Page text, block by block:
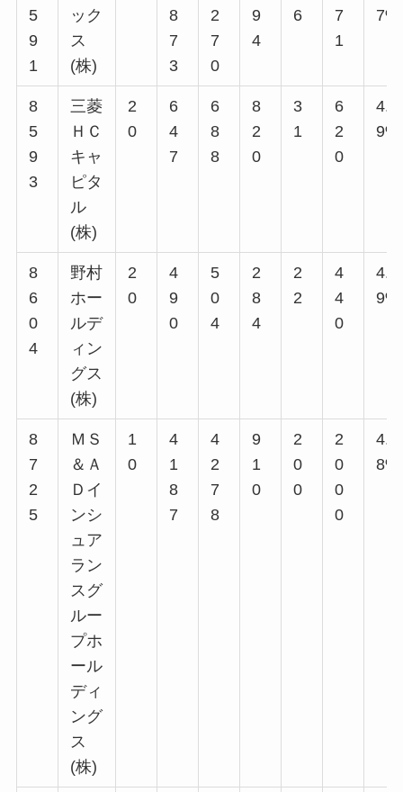
5
9
1
ック
ス
(株)
8
7
3
2
7
0
9
4
6
7
1
7%
8
5
9
3
三菱
ＨＣ
キャ
ピタ
ル
(株)
2
0
6
4
7
6
8
8
8
2
0
3
1
6
2
0
4.7
9%
8
6
0
4
野村
ホー
ルデ
ィン
グス
(株)
2
0
4
9
0
5
0
4
2
8
4
2
2
4
4
0
4.4
9%
8
7
2
5
ＭＳ
＆Ａ
Ｄイ
ンシ
ュア
ラン
スグ
ルー
プホ
ール
ディ
ング
ス
(株)
1
0
4
1
8
7
4
2
7
8
9
1
0
2
0
0
2
0
0
0
4.7
8%